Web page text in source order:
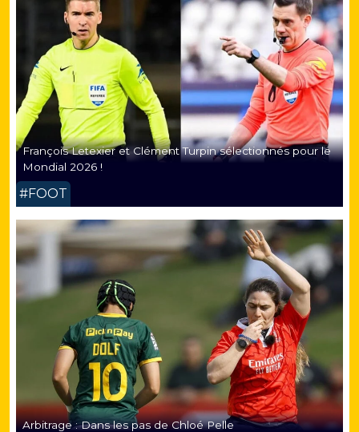
François Letexier et Clément Turpin sélectionnés pour le
Mondial 2026 !
#FOOT
Arbitrage : Dans les pas de Chloé Pelle